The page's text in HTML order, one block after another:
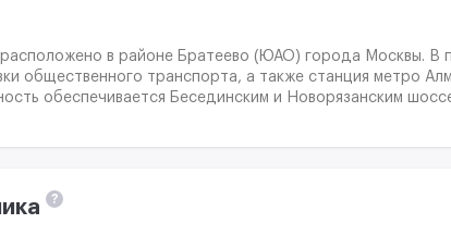
в районе Братеево (ЮАО) города Москвы. В
общественного транспорта, а также станция метро
обеспечивается Бесединским и Новорязанским
?